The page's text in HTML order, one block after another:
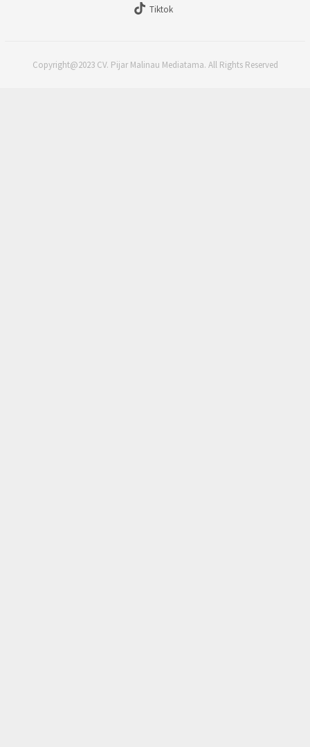
Tiktok
Copyright@2023 CV. Pijar Malinau Mediatama. All Rights Reserved